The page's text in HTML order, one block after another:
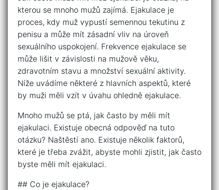
kterou se mnoho mužů zajímá. Ejakulace je
proces, kdy muž vypustí semennou tekutinu z
penisu a může mít zásadní vliv na úroveň
sexuálního uspokojení. Frekvence ejakulace se
může lišit v závislosti na mužově věku,
zdravotním stavu a množství sexuální aktivity.
Níže uvádíme některé z hlavních aspektů, které
by muži měli vzít v úvahu ohledně ejakulace.
Mnoho mužů se ptá, jak často by měli mít
ejakulaci. Existuje obecná odpověď na tuto
otázku? Naštěstí ano. Existuje několik faktorů,
které je třeba zvážit, abyste mohli zjistit, jak často
byste měli mít ejakulaci.
## Co je ejakulace?